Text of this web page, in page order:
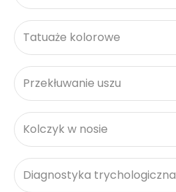
Tatuaże kolorowe
Przekłuwanie uszu
Kolczyk w nosie
Diagnostyka trychologiczna